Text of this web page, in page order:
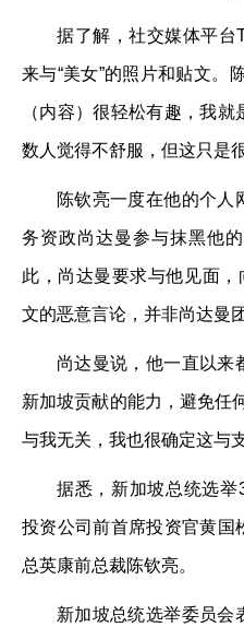
据了解，社交媒体平台
来与“美女”的照片和贴文。
（内容）很轻松有趣，我
数人觉得不舒服，但这只是
陈钦亮一度在他的个人
务资政尚达曼参与抹黑他
此，尚达曼要求与他见面，
文的恶意言论，并非尚达曼
尚达曼说，他一直以来
新加坡贡献的能力，避免任
与我无关，我也很确定这与
据悉，新加坡总统选
投资公司前首席投资官黄国
总英康前总裁陈钦亮。
新加坡总统选举委员会